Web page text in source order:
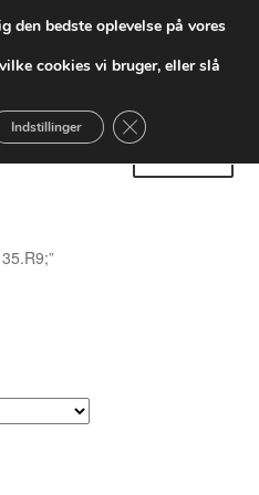
fra 55 kr.
forsendelse
den bedste oplevelse på vores
cookies vi bruger, eller slå
Indstillinger Close GDPR